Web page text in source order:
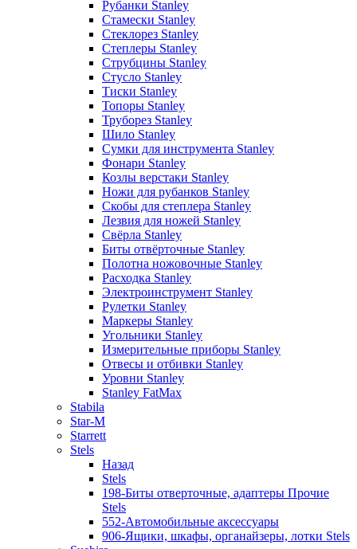
Рубанки Stanley
Стамески Stanley
Стеклорез Stanley
Степлеры Stanley
Струбцины Stanley
Стусло Stanley
Тиски Stanley
Топоры Stanley
Труборез Stanley
Шило Stanley
Сумки для инструмента Stanley
Фонари Stanley
Козлы верстаки Stanley
Ножи для рубанков Stanley
Скобы для степлера Stanley
Лезвия для ножей Stanley
Свёрла Stanley
Биты отвёрточные Stanley
Полотна ножовочные Stanley
Расходка Stanley
Электроинструмент Stanley
Рулетки Stanley
Маркеры Stanley
Угольники Stanley
Измерительные приборы Stanley
Отвесы и отбивки Stanley
Уровни Stanley
Stanley FatMax
Stabila
Star-M
Starrett
Stels
Назад
Stels
198-Биты отверточные, адаптеры Прочие
Stels
552-Автомобильные аксессуары
906-Ящики, шкафы, органайзеры, лотки Stels